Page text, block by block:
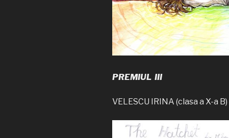
PREMIUL III
VELESCU IRINA (clasa a X-a B)